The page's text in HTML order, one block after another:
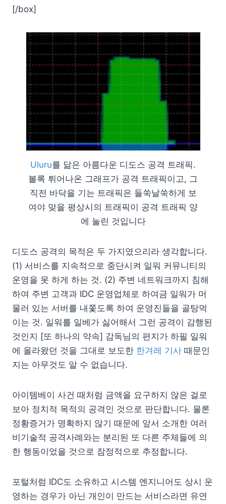
[/box]
Uluru를 닮은 아름다운 디도스 공격 트래픽.
볼록 튀어나온 그래프가 공격 트래픽이고, 그
직전 바닥을 기는 트래픽은 들쑥날쑥하게 보
여야 맞을 평상시의 트래픽이 공격 트래픽 양
에 눌린 것입니다
디도스 공격의 목적은 두 가지였으리라 생각합니다.
(1) 서비스를 지속적으로 중단시켜 일워 커뮤니티의
운영을 못 하게 하는 것. (2) 주변 네트워크까지 침해
하여 주변 고객과 IDC 운영업체로 하여금 일워가 머
물러 있는 서버를 내쫓도록 하여 운영진들을 골탕먹
이는 것. 일워를 일베가 싫어해서 그런 공격이 감행된
것인지 [또 하나의 약속] 감독님의 편지가 하필 일워
에 올라왔던 것을 그대로 보도한 한겨레 기사 때문인
지는 아무것도 알 수 없습니다.
아이템베이 사건 때처럼 금액을 요구하지 않은 걸로
보아 정치적 목적의 공격인 것으로 판단합니다. 물론
정황증거가 명확하지 않기 때문에 앞서 소개한 여러
비기술적 공격사례와는 분리된 또 다른 주체들에 의
한 행동이었을 것으로 잠정적으로 추정합니다.
포털처럼 IDC도 소유하고 시스템 엔지니어도 상시 운
영하는 경우가 아닌 개인이 만드는 서비스라면 유연